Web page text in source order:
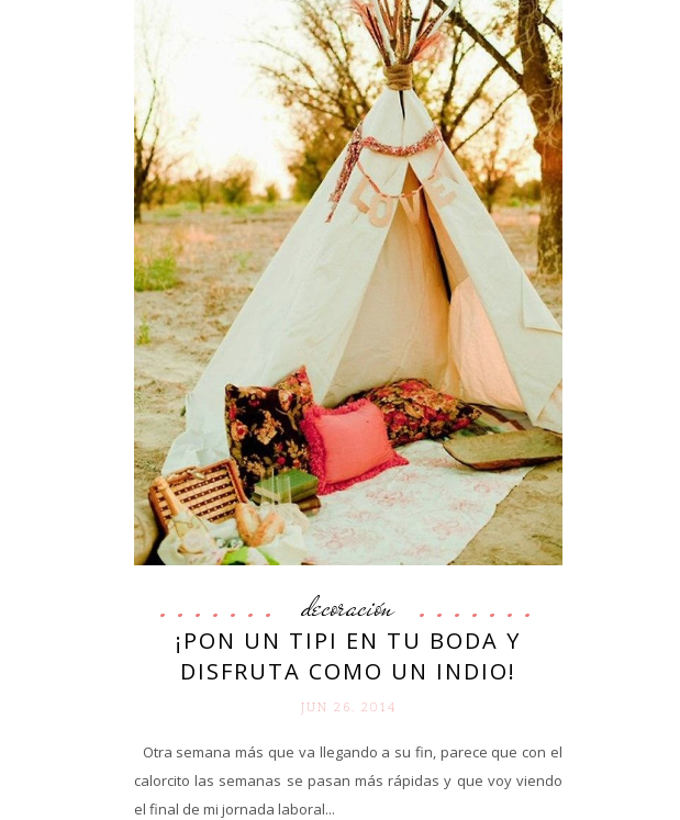
decoración
¡PON UN TIPI EN TU BODA Y
DISFRUTA COMO UN INDIO!
JUN 26. 2014
Otra semana más que va llegando a su fin, parece que con el
calorcito las semanas se pasan más rápidas y que voy viendo
el final de mi jornada laboral...